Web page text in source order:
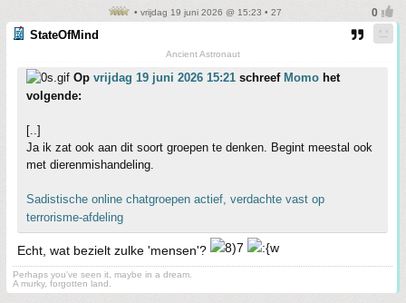
• vrijdag 19 juni 2026 @ 15:23 • 27
StateOfMind
Ancient Astronaut
Op vrijdag 19 juni 2026 15:21 schreef Momo het
volgende:
[..]
Ja ik zat ook aan dit soort groepen te denken. Begint meestal ook
met dierenmishandeling.
Sadistische online chatgroepen actief, verdachte vast op
terrorisme-afdeling
Echt, wat bezielt zulke 'mensen'?
Perhaps you've seen it, maybe in a dream.
A murky, forgotten land.